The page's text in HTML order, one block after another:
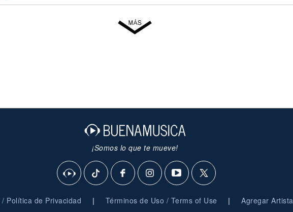
¡Somos lo que te mueve!
/ Política de Privacidad | Términos de Uso / Terms of Use | Agregar Artista